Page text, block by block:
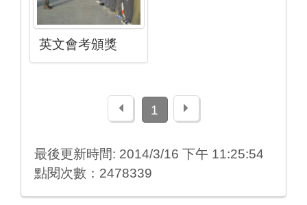
英文會考頒獎
上一頁1 下一頁
最後更新時間: 2014/3/16 下午 11:25:54
點閱次數：2478339